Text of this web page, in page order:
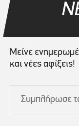
Μείνε
και νέες αφίξεις!